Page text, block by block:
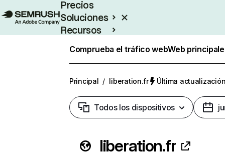
Precios
Soluciones
Recursos
Comprueba el tráfico webWeb
Principal / liberation.fr Última
Todos los dispositivos
liberation.fr